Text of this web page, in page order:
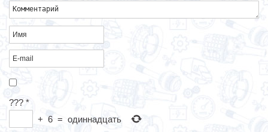
??? *
+ 6 = одиннадцать